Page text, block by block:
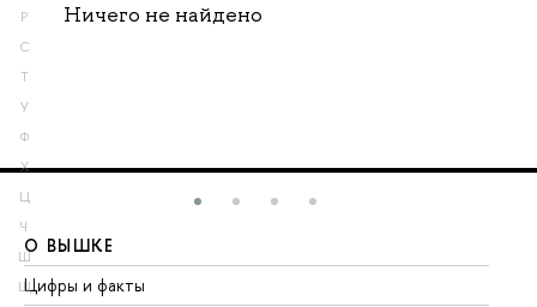
Р
С
Т
У
Ф
Х
Ц
Ч
Ш
Щ
Ничего не найдено
О ВЫШКЕ
Цифры и факты